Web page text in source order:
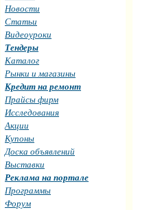
Новости
Статьи
Видеоуроки
Тендеры
Каталог
Рынки и магазины
Кредит на ремонт
Прайсы фирм
Исследования
Акции
Купоны
Доска объявлений
Выставки
Реклама на портале
Программы
Форум